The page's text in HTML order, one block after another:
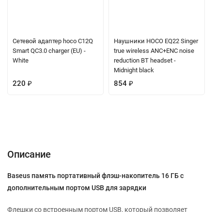
Сетевой адаптер hoco C12Q
Smart QC3.0 charger (EU) -
White
220 ₽
Наушники HOCO EQ22 Singer
true wireless ANC+ENC noise
reduction BT headset -
Midnight black
854 ₽
Описание
Baseus память портативный флэш-накопитель 16 ГБ с
дополнительным портом USB для зарядки
Флешки со встроенным портом USB, который позволяет